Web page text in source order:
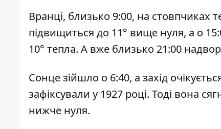
Вранці, близько 9:00, на стовпчиках
підвищиться до 11° вище нуля, а о
10° тепла. А вже близько 21:00
Сонце зійшло о 6:40, а захід
зафіксували у 1927 році. Тоді вона
нижче нуля.